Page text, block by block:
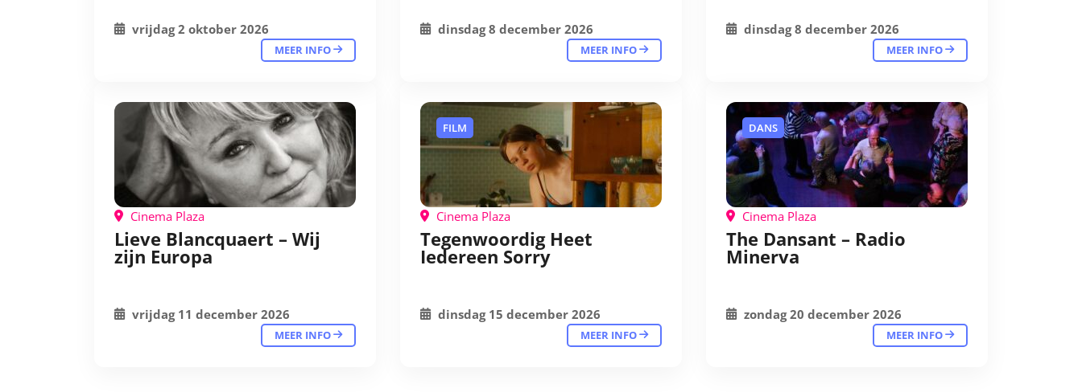
vrijdag 2 oktober 2026
MEER INFO
dinsdag 8 december 2026
MEER INFO
dinsdag 8 december 2026
MEER INFO
Cinema Plaza
Lieve Blancquaert – Wij
zijn Europa
vrijdag 11 december 2026
MEER INFO
FILM
Cinema Plaza
Tegenwoordig Heet
Iedereen Sorry
dinsdag 15 december 2026
MEER INFO
DANS
Cinema Plaza
The Dansant – Radio
Minerva
zondag 20 december 2026
MEER INFO